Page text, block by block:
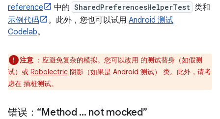
reference
中的 SharedPreferencesHelperTest 类和
示例代码
。此外，您也可以试用 Android 测试
Codelab。
注意 ：应避免复杂的模拟。您可以改用 的测试替身（如假测
试）或 Robolectric 阴影（如果是 Android 测试） 类。此外，请考
虑在 插桩测试。
错误：“Method ... not mocked”